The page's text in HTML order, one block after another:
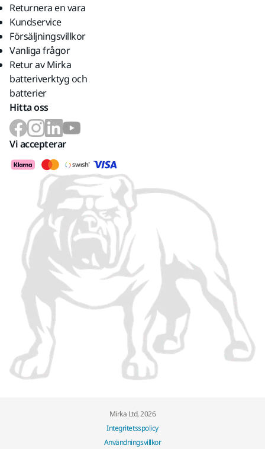
Returnera en vara
Kundservice
Försäljningsvillkor
Vanliga frågor
Retur av Mirka
batteriverktyg och
batterier
Hitta oss
Vi accepterar
Mirka Ltd, 2026
Integritetsspolicy
Användningsvillkor